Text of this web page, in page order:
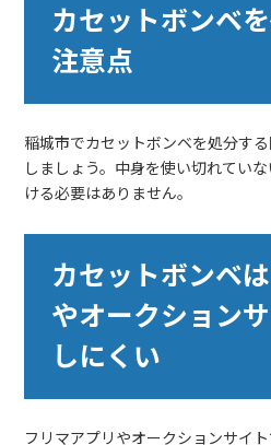
カセットボンベ
注意点
稲城市でカセットボンベを処分す
しましょう。中身を使い切れてい
ける必要はありません。
カセットボンベ
やオークション
しにくい
フリマアプリやオークションサイ